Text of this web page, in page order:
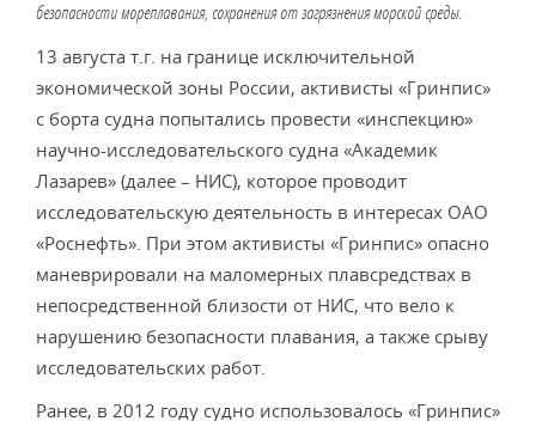
безопасности мореплавания, сохранения от загрязнения морской среды.
13 августа т.г. на границе исключительной
экономической зоны России, активисты «Гринпис»
с борта судна попытались провести «инспекцию»
научно-исследовательского судна «Академик
Лазарев» (далее – НИС), которое проводит
исследовательскую деятельность в интересах ОАО
«Роснефть». При этом активисты «Гринпис» опасно
маневрировали на маломерных плавсредствах в
непосредственной близости от НИС, что вело к
нарушению безопасности плавания, а также срыву
исследовательских работ.
Ранее, в 2012 году судно использовалось «Гринпис»